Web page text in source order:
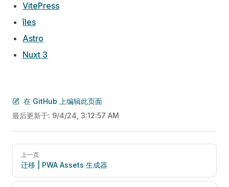
VitePress
îles
Astro
Nuxt 3
在 GitHub 上编辑此页面
最后更新于: 9/4/24, 3:12:57 AM
Pager
上一页
迁移 | PWA Assets 生成器